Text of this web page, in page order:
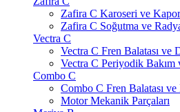
Zafira C Karoseri ve
Zafira C Soğutma ve
Vectra C
Vectra C Fren Balatası ve
Vectra C Periyodik Bakım
Combo C
Combo C Fren Balatası
Motor Mekanik Parçaları